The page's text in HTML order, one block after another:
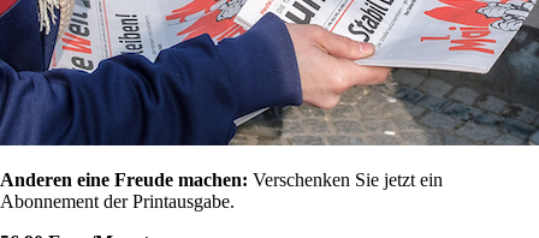
Anderen eine Freude machen: Verschenken Sie jetzt ein
Abonnement der Printausgabe.